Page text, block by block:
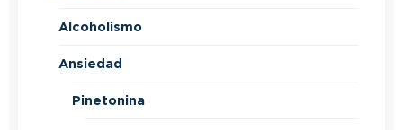
Alcoholismo
Ansiedad
Pinetonina